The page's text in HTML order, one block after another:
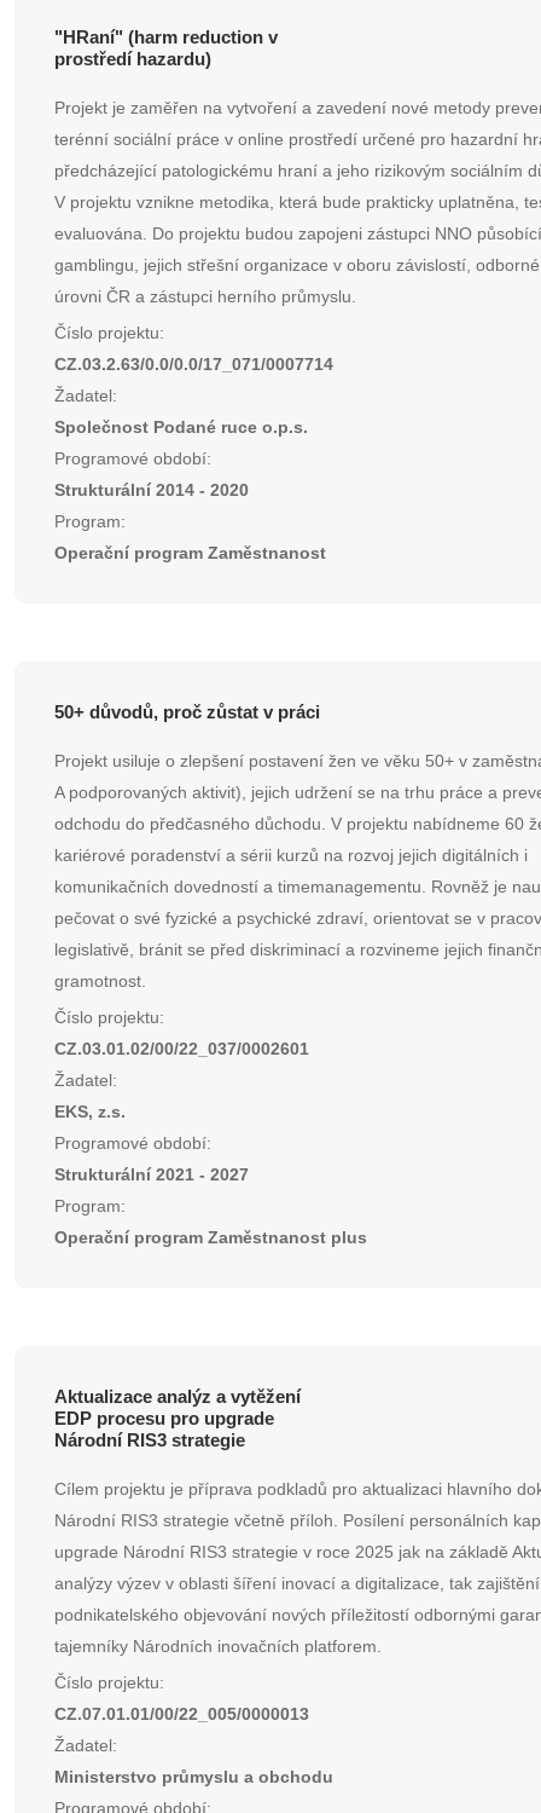
"HRaní" (harm reduction v
prostředí hazardu)
Projekt je zaměřen na vytvoření a zavedení nové metody
terénní sociální práce v online prostředí určené pro hazardní
předcházející patologickému hraní a jeho rizikovým sociálním
V projektu vznikne metodika, která bude prakticky uplatněna,
evaluována. Do projektu budou zapojeni zástupci NNO
gamblingu, jejich střešní organizace v oboru závislostí,
úrovni ČR a zástupci herního průmyslu.
Číslo projektu:
CZ.03.2.63/0.0/0.0/17_071/0007714
Žadatel:
Společnost Podané ruce o.p.s.
Programové období:
Strukturální 2014 - 2020
Program:
Operační program Zaměstnanost
50+ důvodů, proč zůstat v práci
Projekt usiluje o zlepšení postavení žen ve věku 50+ v
A podporovaných aktivit), jejich udržení se na trhu práce a
odchodu do předčasného důchodu. V projektu nabídneme 60
kariérové poradenství a sérii kurzů na rozvoj jejich digitálních i
komunikačních dovedností a timemanagementu. Rovněž je
pečovat o své fyzické a psychické zdraví, orientovat se v
legislativě, bránit se před diskriminací a rozvineme jejich
gramotnost.
Číslo projektu:
CZ.03.01.02/00/22_037/0002601
Žadatel:
EKS, z.s.
Programové období:
Strukturální 2021 - 2027
Program:
Operační program Zaměstnanost plus
Aktualizace analýz a vytěžení
EDP procesu pro upgrade
Národní RIS3 strategie
Cílem projektu je příprava podkladů pro aktualizaci hlavního
Národní RIS3 strategie včetně příloh. Posílení personálních
upgrade Národní RIS3 strategie v roce 2025 jak na základě
analýzy výzev v oblasti šíření inovací a digitalizace, tak
podnikatelského objevování nových příležitostí odbornými
tajemníky Národních inovačních platforem.
Číslo projektu:
CZ.07.01.01/00/22_005/0000013
Žadatel:
Ministerstvo průmyslu a obchodu
Programové období: